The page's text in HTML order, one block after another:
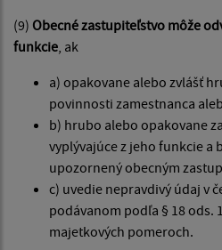
(9) Obecné zastupiteľstvo môže
funkcie, ak
a) opakovane alebo zvlášť
povinnosti zamestnanca
b) hrubo alebo opakovane
vyplývajúce z jeho funkcie a
upozornený obecným
c) uvedie nepravdivý údaj v
podávanom podľa § 18 ods.
majetkových pomeroch.